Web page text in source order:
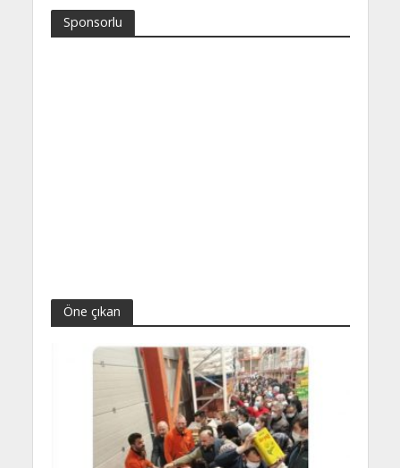
Sponsorlu
Öne çıkan